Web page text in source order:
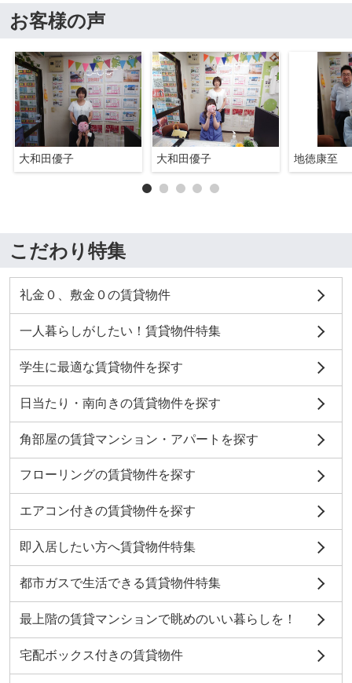
お客様の声
大和田優子 大和田優子 地徳康至
こだわり特集
礼金０、敷金０の賃貸物件
一人暮らしがしたい！賃貸物件特集
学生に最適な賃貸物件を探す
日当たり・南向きの賃貸物件を探す
角部屋の賃貸マンション・アパートを探す
フローリングの賃貸物件を探す
エアコン付きの賃貸物件を探す
即入居したい方へ賃貸物件特集
都市ガスで生活できる賃貸物件特集
最上階の賃貸マンションで眺めのいい暮らしを！
宅配ボックス付きの賃貸物件